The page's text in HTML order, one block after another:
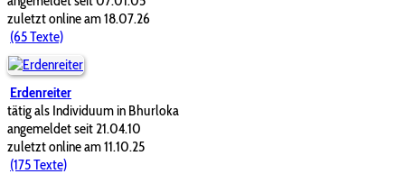
zuletzt online am 18.07.26
(65 Texte)
Erdenreiter
tätig als Individuum in Bhurloka
angemeldet seit 21.04.10
zuletzt online am 11.10.25
(175 Texte)